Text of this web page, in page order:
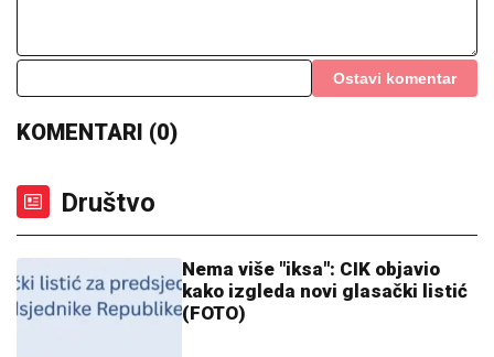
Ostavi komentar
KOMENTARI (0)
Društvo
Nema više "iksa": CIK objavio
kako izgleda novi glasački listić
(FOTO)